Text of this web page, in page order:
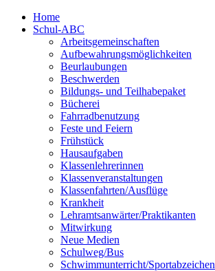
Home
Schul-ABC
Arbeitsgemeinschaften
Aufbewahrungsmöglichkeiten
Beurlaubungen
Beschwerden
Bildungs- und Teilhabepaket
Bücherei
Fahrradbenutzung
Feste und Feiern
Frühstück
Hausaufgaben
Klassenlehrerinnen
Klassenveranstaltungen
Klassenfahrten/Ausflüge
Krankheit
Lehramtsanwärter/Praktikanten
Mitwirkung
Neue Medien
Schulweg/Bus
Schwimmunterricht/Sportabzeichen